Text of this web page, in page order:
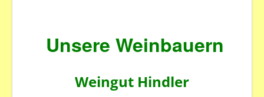
Unsere Weinbauern
Weingut Hindler